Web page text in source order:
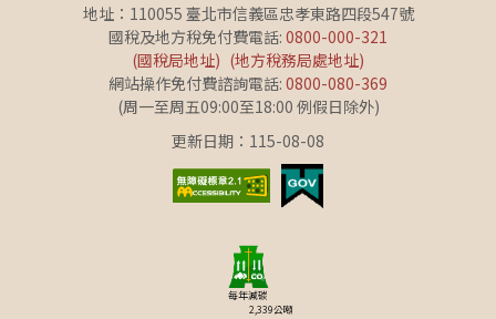
地址：110055 臺北市信義區忠孝東路四段547號
國稅及地方稅免付費電話: 0800-000-321
(國稅局地址) (地方稅務局處地址)
網站操作免付費諮詢電話: 0800-080-369
(周一至周五09:00至18:00 例假日除外)
更新日期：115-08-08
每年減碳
2,339公噸